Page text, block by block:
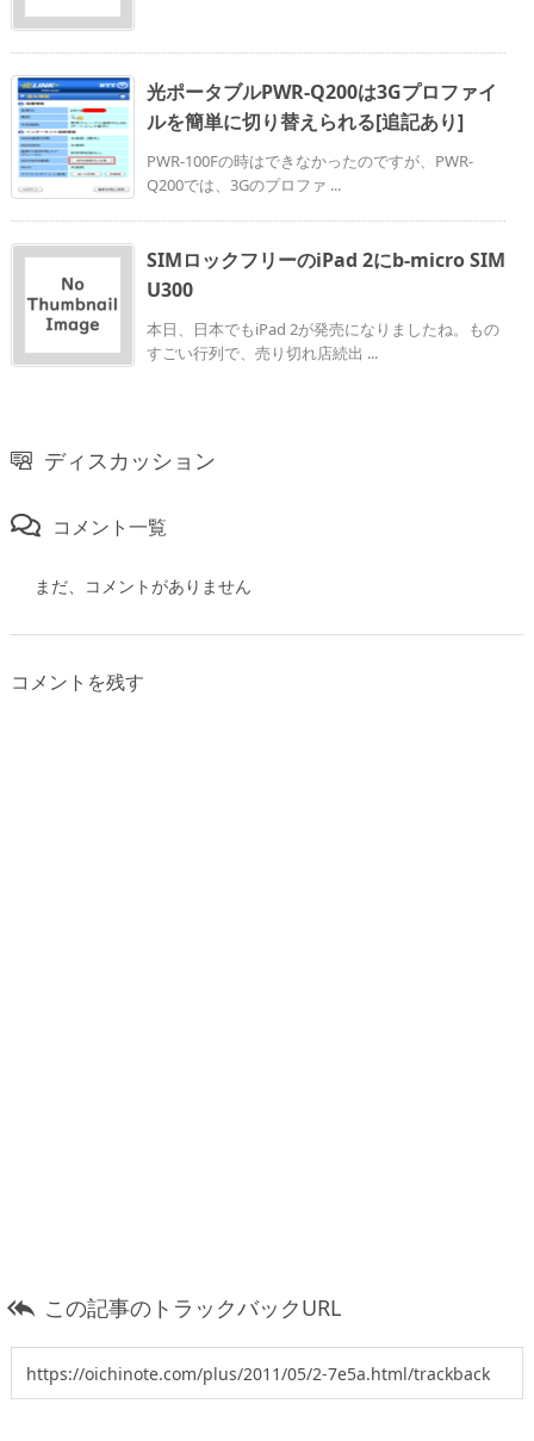
光ポータブルPWR-Q200は3Gプロファイ
ルを簡単に切り替えられる[追記あり]
PWR-100Fの時はできなかったのですが、PWR-
Q200では、3Gのプロファ ...
SIMロックフリーのiPad 2にb-micro SIM
U300
本日、日本でもiPad 2が発売になりましたね。もの
すごい行列で、売り切れ店続出 ...
ディスカッション
コメント一覧
まだ、コメントがありません
コメントを残す
 この記事のトラックバックURL